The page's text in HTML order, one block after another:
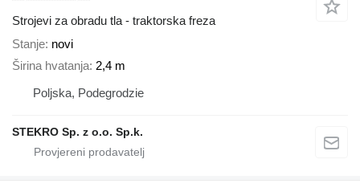
Strojevi za obradu tla - traktorska freza
Stanje novi
Širina hvatanja 2,4 m
Poljska, Podegrodzie
STEKRO Sp. z o.o. Sp.k.